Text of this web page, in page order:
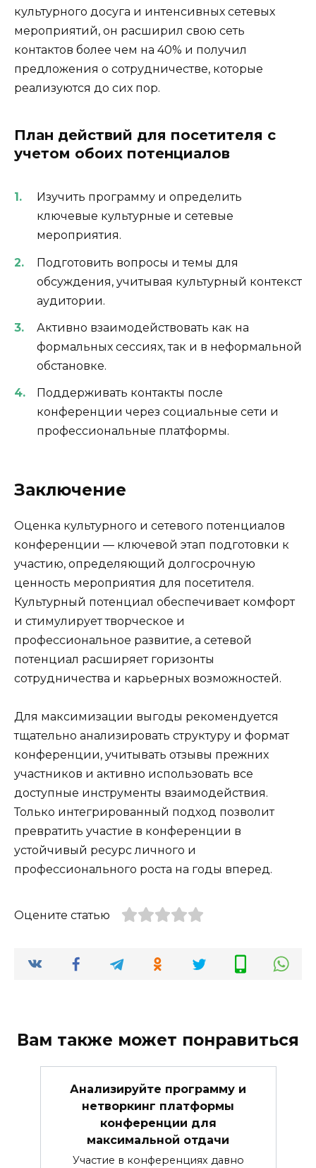
культурного досуга и интенсивных сетевых
мероприятий, он расширил свою сеть
контактов более чем на 40% и получил
предложения о сотрудничестве, которые
реализуются до сих пор.
План действий для посетителя с
учетом обоих потенциалов
Изучить программу и определить
ключевые культурные и сетевые
мероприятия.
Подготовить вопросы и темы для
обсуждения, учитывая культурный контекст
аудитории.
Активно взаимодействовать как на
формальных сессиях, так и в неформальной
обстановке.
Поддерживать контакты после
конференции через социальные сети и
профессиональные платформы.
Заключение
Оценка культурного и сетевого потенциалов
конференции — ключевой этап подготовки к
участию, определяющий долгосрочную
ценность мероприятия для посетителя.
Культурный потенциал обеспечивает комфорт
и стимулирует творческое и
профессиональное развитие, а сетевой
потенциал расширяет горизонты
сотрудничества и карьерных возможностей.
Для максимизации выгоды рекомендуется
тщательно анализировать структуру и формат
конференции, учитывать отзывы прежних
участников и активно использовать все
доступные инструменты взаимодействия.
Только интегрированный подход позволит
превратить участие в конференции в
устойчивый ресурс личного и
профессионального роста на годы вперед.
Оцените статью
Вам также может понравиться
Анализируйте программу и
нетворкинг платформы
конференции для
максимальной отдачи
Участие в конференциях давно